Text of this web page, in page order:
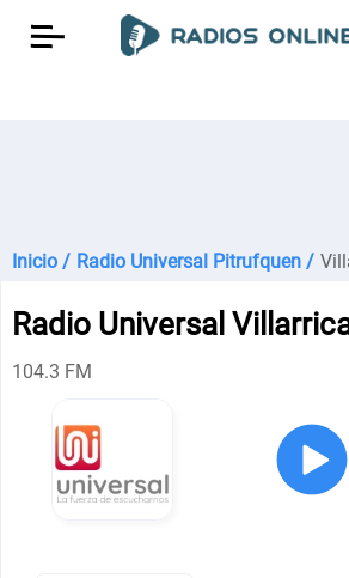
Inicio / Radio Universal Pitrufquen /
Radio Universal
104.3 FM